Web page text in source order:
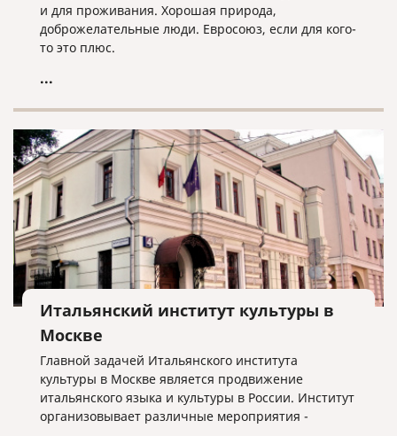
и для проживания. Хорошая природа,
доброжелательные люди. Евросоюз, если для кого-
то это плюс.
...
Итальянский институт культуры в
Москве
Главной задачей Итальянского института
культуры в Москве является продвижение
итальянского языка и культуры в России. Институт
организовывает различные мероприятия -